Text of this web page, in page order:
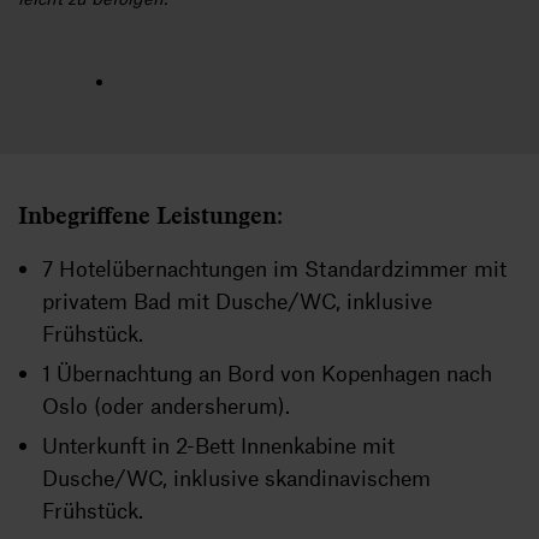
Inbegriffene Leistungen:
7 Hotelübernachtungen im Standardzimmer mit
privatem Bad mit Dusche/WC, inklusive
Frühstück.
1 Übernachtung an Bord von Kopenhagen nach
Oslo (oder andersherum).
Unterkunft in 2-Bett Innenkabine mit
Dusche/WC, inklusive skandinavischem
Frühstück.